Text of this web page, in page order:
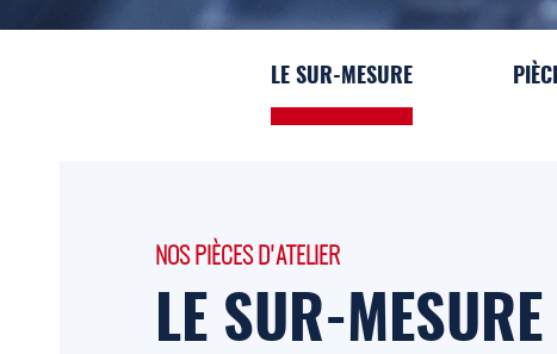
LE SUR-MESURE
NOS PIÈCES D'ATELIER
LE SUR-MESURE